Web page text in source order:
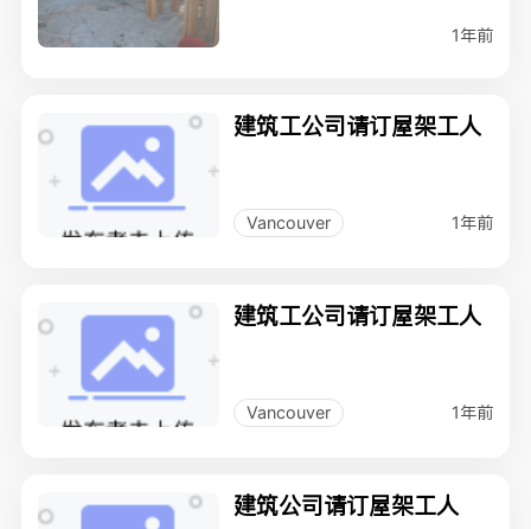
1年前
建筑工公司请订屋架工人
Vancouver 1年前
建筑工公司请订屋架工人
Vancouver 1年前
建筑公司请订屋架工人